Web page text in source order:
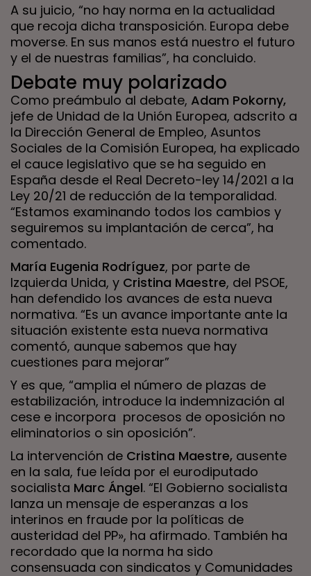
A su juicio, “no hay norma en la actualidad
que recoja dicha transposición. Europa debe
moverse. En sus manos está nuestro el futuro
y el de nuestras familias”, ha concluido.
Debate muy polarizado
Como preámbulo al debate, Adam Pokorny,
jefe de Unidad de la Unión Europea, adscrito a
la Dirección General de Empleo, Asuntos
Sociales de la Comisión Europea, ha explicado
el cauce legislativo que se ha seguido en
España desde el Real Decreto-ley 14/2021 a la
Ley 20/21 de reducción de la temporalidad.
“Estamos examinando todos los cambios y
seguiremos su implantación de cerca”, ha
comentado.
María Eugenia Rodríguez, por parte de
Izquierda Unida, y Cristina Maestre, del PSOE,
han defendido los avances de esta nueva
normativa. “Es un avance importante ante la
situación existente esta nueva normativa
comentó, aunque sabemos que hay
cuestiones para mejorar”
Y es que, “amplia el número de plazas de
estabilización, introduce la indemnización al
cese e incorpora procesos de oposición no
eliminatorios o sin oposición”.
La intervención de Cristina Maestre, ausente
en la sala, fue leída por el eurodiputado
socialista Marc Ángel. “El Gobierno socialista
lanza un mensaje de esperanzas a los
interinos en fraude por la políticas de
austeridad del PP», ha afirmado. También ha
recordado que la norma ha sido
consensuada con sindicatos y Comunidades